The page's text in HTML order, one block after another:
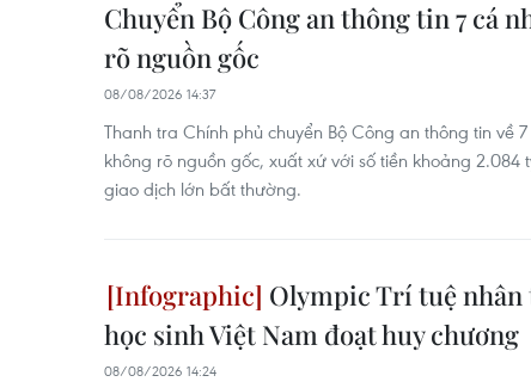
Chuyển Bộ Công an thông tin 7 cá
rõ nguồn gốc
08/08/2026 14:37
Thanh tra Chính phủ chuyển Bộ Công an thông tin về
không rõ nguồn gốc, xuất xứ với số tiền khoảng
giao dịch lớn bất thường.
Olympic Trí tuệ nhân
học sinh Việt Nam đoạt huy chương
08/08/2026 14:24